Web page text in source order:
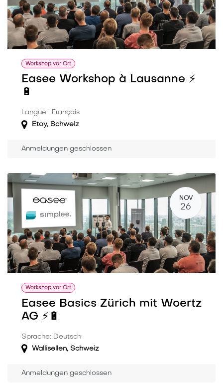
Workshop vor Ort
Easee Workshop à Lausanne ⚡️
🔋
Langue : Français
Etoy, Schweiz
Anmeldungen geschlossen
NOV
26
Workshop vor Ort
Easee Basics Zürich mit Woertz
AG ⚡️🔋
Sprache: Deutsch
Wallisellen, Schweiz
Anmeldungen geschlossen